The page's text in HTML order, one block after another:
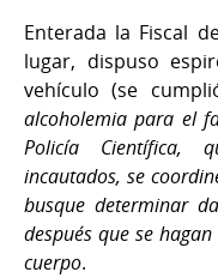
Enterada la Fiscal
lugar, dispuso
vehículo (se
alcoholemia para el
Policía Científica,
incautados, se
busque determinar
después que se
cuerpo.